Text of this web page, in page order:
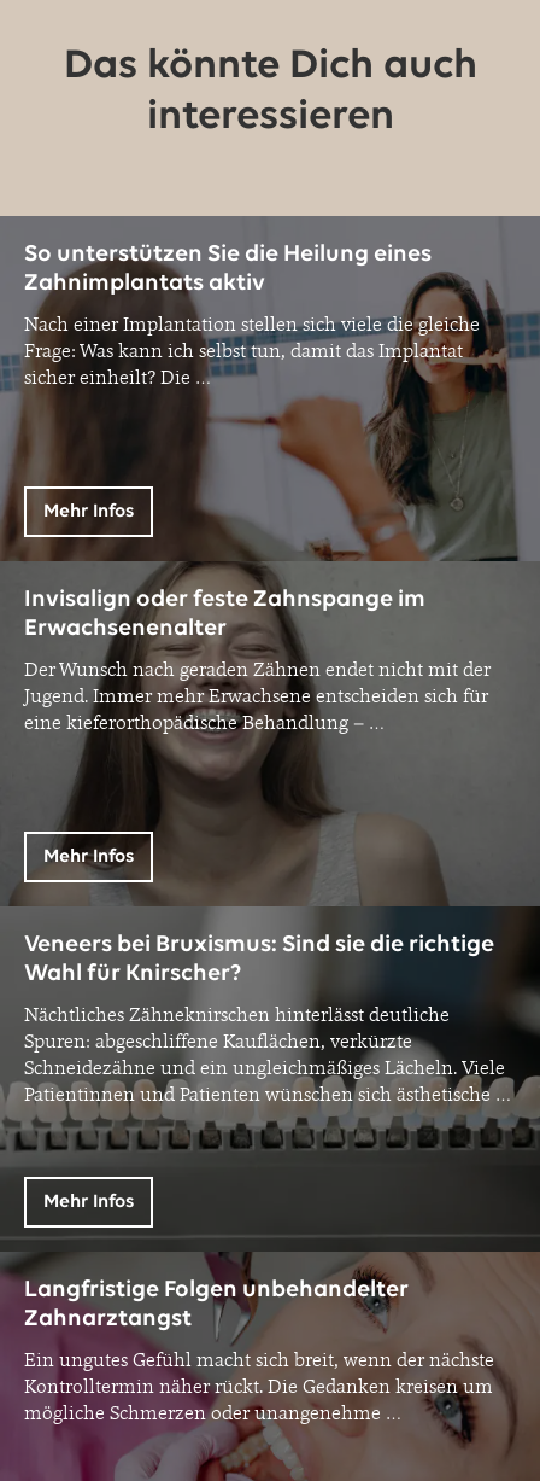
Das könnte Dich auch
interessieren
So unterstützen Sie die Heilung eines
Zahnimplantats aktiv
Nach einer Implantation stellen sich viele die gleiche
Frage: Was kann ich selbst tun, damit das Implantat
sicher einheilt? Die …
Mehr Infos
Invisalign oder feste Zahnspange im
Erwachsenenalter
Der Wunsch nach geraden Zähnen endet nicht mit der
Jugend. Immer mehr Erwachsene entscheiden sich für
eine kieferorthopädische Behandlung – …
Mehr Infos
Veneers bei Bruxismus: Sind sie die richtige
Wahl für Knirscher?
Nächtliches Zähneknirschen hinterlässt deutliche
Spuren: abgeschliffene Kauflächen, verkürzte
Schneidezähne und ein ungleichmäßiges Lächeln. Viele
Patientinnen und Patienten wünschen sich ästhetische …
Mehr Infos
Langfristige Folgen unbehandelter
Zahnarztangst
Ein ungutes Gefühl macht sich breit, wenn der nächste
Kontrolltermin näher rückt. Die Gedanken kreisen um
mögliche Schmerzen oder unangenehme …